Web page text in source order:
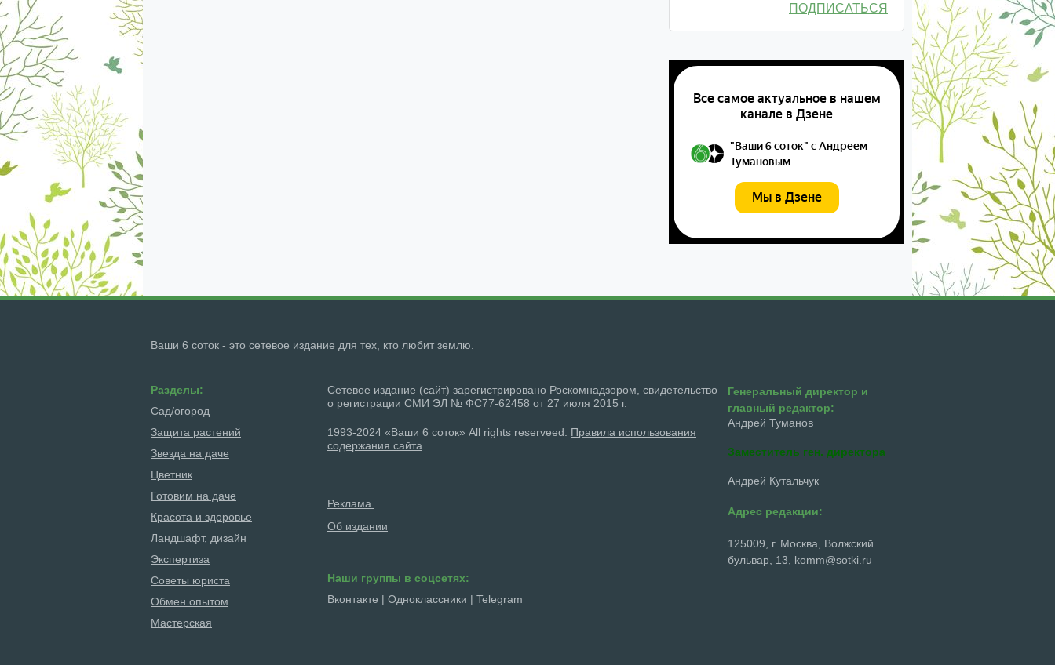
ПОДПИСАТЬСЯ
Ваши 6 соток - это сетевое издание для тех, кто любит землю.
Разделы:
Сад/огород
Защита растений
Звезда на даче
Цветник
Готовим на даче
Красота и здоровье
Ландшафт, дизайн
Экспертиза
Советы юриста
Обмен опытом
Мастерская
Сетевое издание (сайт) зарегистрировано Роскомнадзором, свидетельство
о регистрации СМИ ЭЛ № ФС77-62458 от 27 июля 2015 г.
1993-2024 «Ваши 6 соток» All rights reserveed. Правила использования
содержания сайта
Реклама
Об издании
Наши группы в соцсетях:
Вконтакте | Одноклассники | Telegram
Генеральный директор и
главный редактор:
Андрей Туманов
Заместитель ген. директора
Андрей Кутальчук
Адрес редакции:
125009, г. Москва, Волжский
бульвар, 13, komm@sotki.ru